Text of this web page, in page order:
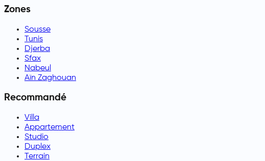
Zones
Sousse
Tunis
Djerba
Sfax
Nabeul
Aïn Zaghouan
Recommandé
Villa
Appartement
Studio
Duplex
Terrain